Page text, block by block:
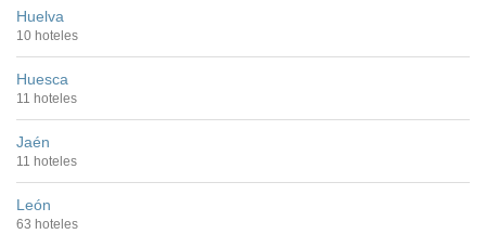
Huelva
10 hoteles
Huesca
11 hoteles
Jaén
11 hoteles
León
63 hoteles